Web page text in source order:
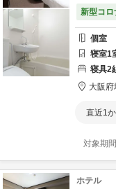
新型コロ
個室
寝室1
寝具2
大阪府
直近1
対象期
ホテル